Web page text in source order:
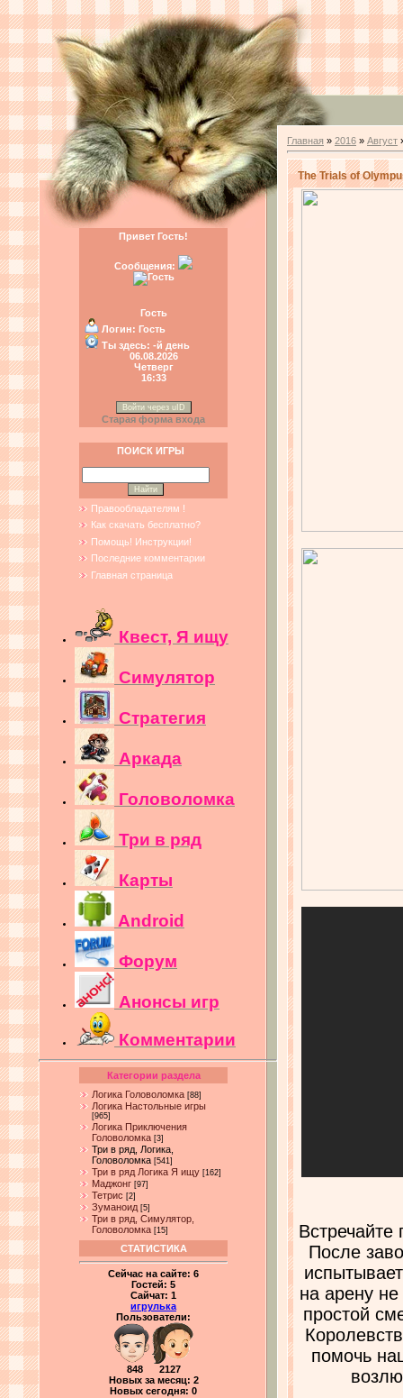
Привет Гость!
Сообщения:
Гость
Логин: Гость
Ты здесь: -й день
06.08.2026
Четверг
16:33
Войти через uID
Старая форма входа
ПОИСК ИГРЫ
Правообладателям !
Как скачать бесплатно?
Помощь! Инструкции!
Последние комментарии
Главная страница
Квест, Я ищу
Симулятор
Стратегия
Аркада
Головоломка
Три в ряд
Карты
Android
Форум
Анонсы игр
Комментарии
Категории раздела
Логика Головоломка [88]
Логика Настольные игры
[965]
Логика Приключения
Головоломка [3]
Три в ряд, Логика,
Головоломка [541]
Три в ряд Логика Я ищу [162]
Маджонг [97]
Тетрис [2]
Зуманоид [5]
Три в ряд, Симулятор,
Головоломка [15]
СТАТИСТИКА
Сейчас на сайте: 6
Гостей: 5
Сайчат: 1
игрулька
Пользователи:
848 2127
Новых за месяц: 2
Новых сегодня: 0
Главная » 2016 » Август
The Trials of
После
на арену
простой
помочь